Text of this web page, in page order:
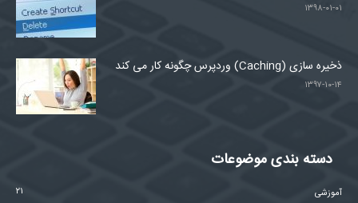
۱۳۹۸-۰۱-۰۱
ذخیره سازی (Caching) وردپرس چگونه کار می کند
۱۳۹۷-۱۰-۱۴
دسته بندی موضوعات
آموزشی
۲۱